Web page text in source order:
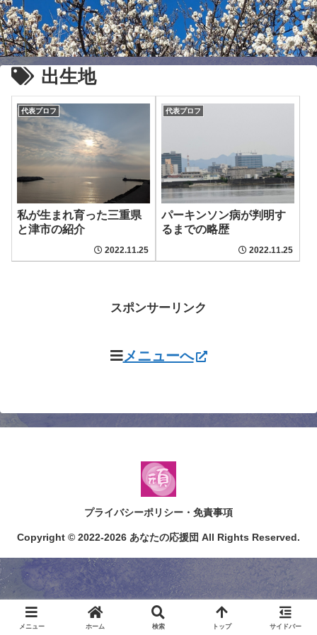
出生地
代表プロフ
私が生まれ育った三重県
と津市の紹介
2022.11.25
代表プロフ
パーキンソン病が判明す
るまでの略歴
2022.11.25
スポンサーリンク
メニューへ
プライバシーポリシー・免責事項
Copyright © 2022-2026 あなたの応援団 All Rights Reserved.
メニュー ホーム 検索 トップ サイドバー